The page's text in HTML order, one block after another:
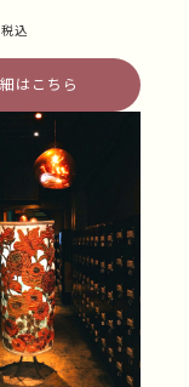
税込
はこちら